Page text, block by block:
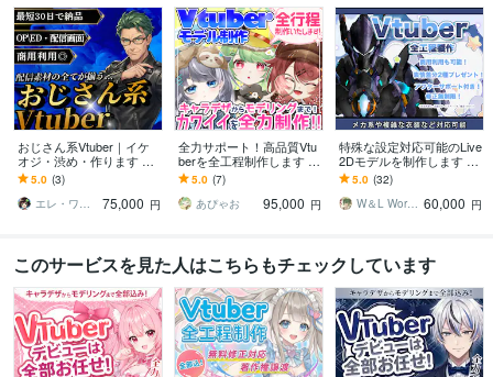
おじさん系Vtuber｜イケ
オジ・渋め・作ります 配
信画面/背景/ネームロゴ/離
席中/待機中/OP/EDセット
5.0 (3)
エレ・ワークス｜Vtuber制作
75,000 円
全力サポート！高品質Vtu
berを全工程制作します 要
望に応じてカスタム＆導
入もサポート！準備0で始
められます！
5.0 (7)
あぴゃお
95,000 円
特殊な設定対応可能のLive
2Dモデルを制作します レ
アな設定、非人間、機械
系などなんでも相談可
能！思いを形に
5.0 (32)
W＆L Work Shop 60,000 円
このサービスを見た人はこちらもチェックしています